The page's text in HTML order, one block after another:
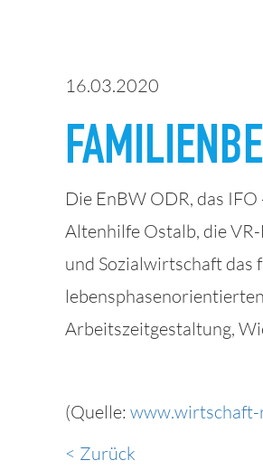
16.03.2020
Die EnBW ODR, das
Altenhilfe Ostalb, die
und Sozialwirtschaft
Arbeitszeitgestaltung,
(Quelle: www.wirtschaft-
< Zurück